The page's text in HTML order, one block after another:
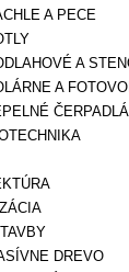
A PECE
A
A
ČERPADLÁ
DREVO